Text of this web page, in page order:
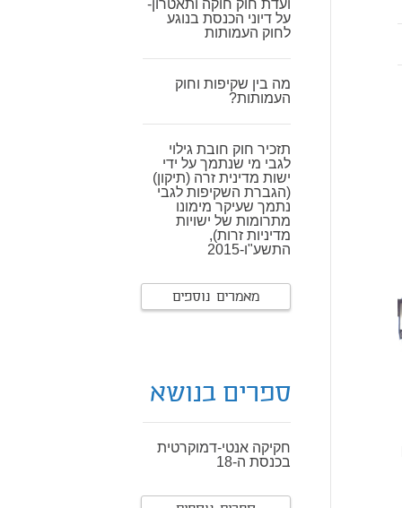
ועדת חוק חוקה ותאטרון-
על דיוני הכנסת בנוגע
לחוק העמותות
מה בין שקיפות וחוק
העמותות?
תזכיר חוק חובת גילוי
לגבי מי שנתמך על ידי
ישות מדינית זרה (תיקון)
(הגברת השקיפות לגבי
נתמך שעיקר מימונו
מתרומות של ישויות
מדיניות זרות),
התשע"ו-2015
מאמרים נוספים
ספרים בנושא
חקיקה אנטי-דמוקרטית
בכנסת ה-18